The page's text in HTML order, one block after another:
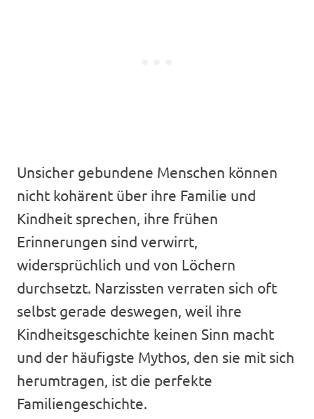
Unsicher gebundene Menschen können
nicht kohärent über ihre Familie und
Kindheit sprechen, ihre frühen
Erinnerungen sind verwirrt,
widersprüchlich und von Löchern
durchsetzt. Narzissten verraten sich oft
selbst gerade deswegen, weil ihre
Kindheitsgeschichte keinen Sinn macht
und der häufigste Mythos, den sie mit sich
herumtragen, ist die perfekte
Familiengeschichte.